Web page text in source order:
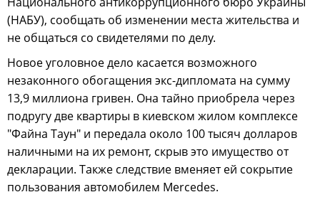
(НАБУ), сообщать об изменении места жительства и
не общаться со свидетелями по делу.
Новое уголовное дело касается возможного
незаконного обогащения экс-дипломата на сумму
13,9 миллиона гривен. Она тайно приобрела через
подругу две квартиры в киевском жилом комплексе
"Файна Таун" и передала около 100 тысяч долларов
наличными на их ремонт, скрыв это имущество от
декларации. Также следствие вменяет ей сокрытие
пользования автомобилем Mercedes.